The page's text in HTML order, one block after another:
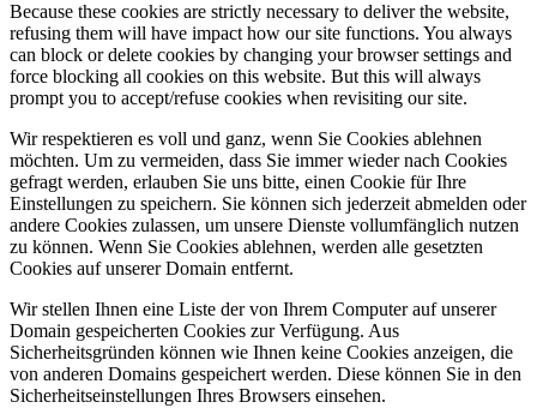
Because these cookies are strictly necessary to deliver the website,
refusing them will have impact how our site functions. You always
can block or delete cookies by changing your browser settings and
force blocking all cookies on this website. But this will always
prompt you to accept/refuse cookies when revisiting our site.
Wir respektieren es voll und ganz, wenn Sie Cookies ablehnen
möchten. Um zu vermeiden, dass Sie immer wieder nach Cookies
gefragt werden, erlauben Sie uns bitte, einen Cookie für Ihre
Einstellungen zu speichern. Sie können sich jederzeit abmelden oder
andere Cookies zulassen, um unsere Dienste vollumfänglich nutzen
zu können. Wenn Sie Cookies ablehnen, werden alle gesetzten
Cookies auf unserer Domain entfernt.
Wir stellen Ihnen eine Liste der von Ihrem Computer auf unserer
Domain gespeicherten Cookies zur Verfügung. Aus
Sicherheitsgründen können wie Ihnen keine Cookies anzeigen, die
von anderen Domains gespeichert werden. Diese können Sie in den
Sicherheitseinstellungen Ihres Browsers einsehen.